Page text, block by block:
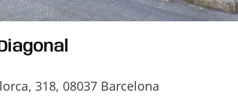
318, 08037 Barcelona